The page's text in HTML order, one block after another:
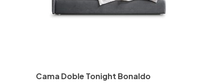
Cama Doble Tonight Bonaldo